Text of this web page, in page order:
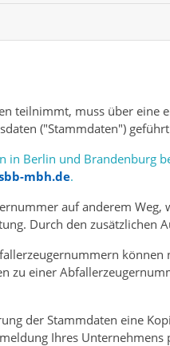
teilnimmt, muss über eine
("Stammdaten")
Berlin und Brandenburg
mbh.de.
auf anderem Weg,
Durch den zusätzlichen
zu einer
der Stammdaten eine
Ihres Unternehmens